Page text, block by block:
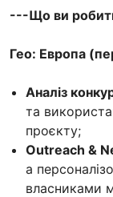
---Що ви
Гео: Европа
Аналіз
та
проєкту;
Outreach &
а
власниками